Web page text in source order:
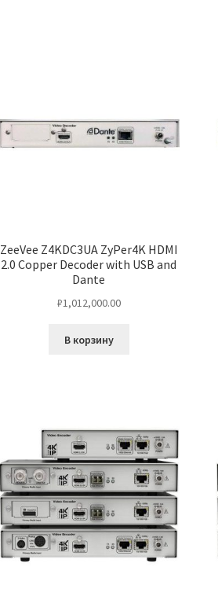
ZeeVee Z4KDC3UA ZyPer4K HDMI
2.0 Copper Decoder with USB and
Dante
₽1,012,000.00
В корзину